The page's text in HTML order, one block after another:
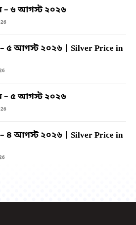
৬ আগস্ট ২০২৬
আগস্ট ২০২৬ | Silver Price in
৫ আগস্ট ২০২৬
আগস্ট ২০২৬ | Silver Price in